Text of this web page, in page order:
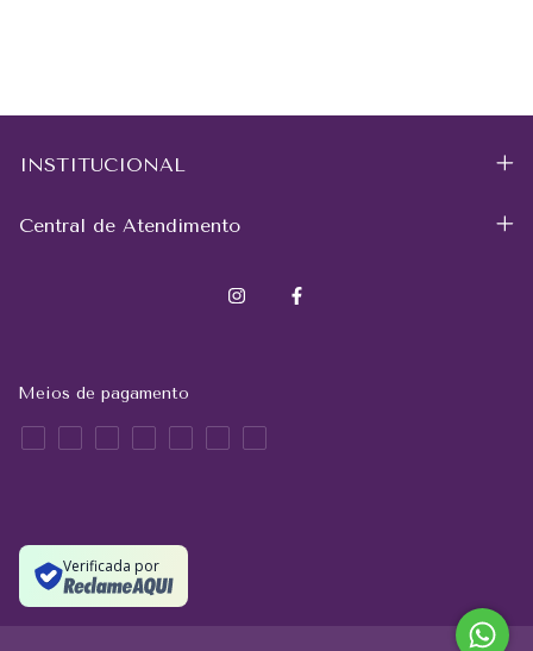
INSTITUCIONAL
Central de Atendimento
Meios de pagamento
Verificada por